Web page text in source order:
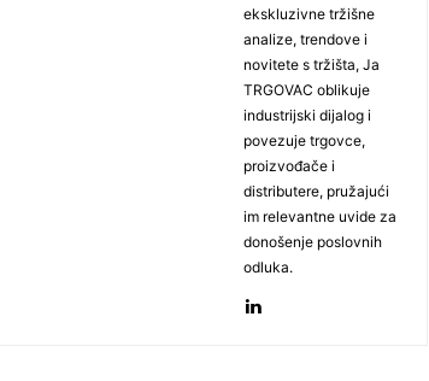
ekskluzivne tržišne
analize, trendove i
novitete s tržišta, Ja
TRGOVAC oblikuje
industrijski dijalog i
povezuje trgovce,
proizvođače i
distributere, pružajući
im relevantne uvide za
donošenje poslovnih
odluka.